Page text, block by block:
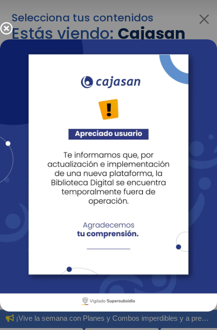
Selecciona tus contenidos
Estás viendo:Cajasan
para personas
Para cambiar al contenido de tu interés más
adelante recuerda utilizar el menú
Revista Fácil Vivir
Sedes Directorio Servicios En Línea
¡Vive la semana con Planes y Combos imperdibles y a precios especiales!